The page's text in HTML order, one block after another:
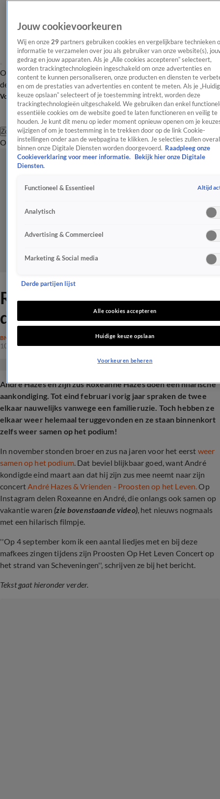
OverzichtAfleveringen Entertainment TV Algemeen
Tip
de redactieNieuwsbrief
Volg Shownieuws
Zoeken
OverzichtEntertainmentSpraakmakendRealityCrimeVideo's
Roxeanne en André Hazes
doen hilarische aankondiging
BN'ERS
10 juni 2025, 17:49
André Hazes en zijn zus Roxeanne Hazes doen een hilarische
aankondiging. Tot eind februari vorig jaar spraken de twee
elkaar nauwelijks vanwege een familieruzie. Toch hebben ze
elkaar weer helemaal teruggevonden en ze staan binnenkort
zelfs weer samen op het podium!
In november stonden broer en zus na jaren voor het eerst weer
samen op het podium. Dat beviel blijkbaar goed, want André
kondigde eind maart aan dat hij zijn zus mee neemt naar zijn
concertAndré Hazes & Vrienden - Proosten op het Leven.Op
Instagram delen Roxeanne en André, die onlangs ook samen op
vakantie waren(zie bovenstaande video), het nieuws nogmaals
met een hilarisch filmpje.
''Op 4 september kom ik een aantal liedjes met en bij deze
mafkees zingen tijdens zijn Proosten Op Het Leven Concert op
het strand van Scheveningen'', schrijven ze bij het bericht.
Tekst gaat hieronder verder.
Jouw cookievoorkeuren
Wij en onze 29 partners gebruiken cookies en vergelijkbare technieken
informatie te verzamelen over jou als gebruiker van onze website(s),
gedrag en jouw apparaten. Als je „Alle cookies accepteren” selecteert,
worden trackingtechnologieën ingeschakeld om onze advertenties en
content te kunnen personaliseren, onze producten en diensten te
en om de prestaties van advertenties en content te meten. Als je
keuze opslaan” selecteert of je toestemming intrekt, worden deze
trackingtechnologieën uitgeschakeld. We gebruiken dan enkel
essentiële cookies om de website goed te laten functioneren en veilig te
houden. Je kunt dit menu op ieder moment opnieuw openen om je
wijzigen of om je toestemming in te trekken door op de link Cookie-
instellingen onder aan de webpagina te klikken. Je selecties zullen overal
binnen onze Digitale Diensten worden doorgevoerd. Raadpleeg onze
Cookieverklaring voor meer informatie.
Bekijk hier onze Digitale
Diensten.
Functioneel & Essentieel Altijd
Analytisch
Advertising & Commercieel
Marketing & Social media
Derde partijen lijst
Alle cookies accepteren
Huidige keuze opslaan
Voorkeuren beheren